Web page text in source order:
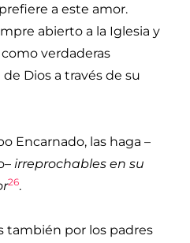
a este amor.
abierto a la Iglesia y
verdaderas
de Dios a través de su
Encarnado, las haga –
irreprochables en su
26.
también por los padres